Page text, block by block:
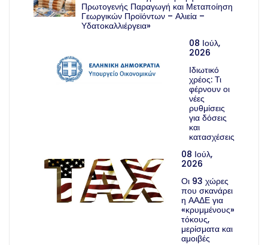
Πρωτογενής Παραγωγή και Μεταποίηση
Γεωργικών Προϊόντων – Αλιεία –
Υδατοκαλλιέργεια»
08 Ιούλ,
2026
Ιδιωτικό
χρέος: Τι
φέρνουν οι
νέες
ρυθμίσεις
για δόσεις
και
κατασχέσεις
08 Ιούλ,
2026
Οι 93 χώρες
που σκανάρει
η ΑΑΔΕ για
«κρυμμένους»
τόκους,
μερίσματα και
αμοιβές